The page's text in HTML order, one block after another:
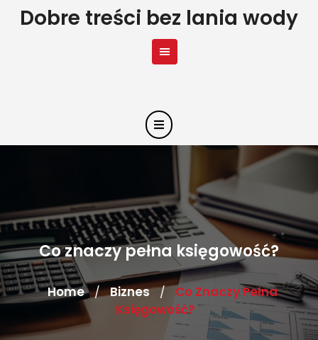
SkipDobre treści bez lania wody
Co znaczy pełna księgowość?
Home / Biznes / Co Znaczy Pełna
Księgowość?